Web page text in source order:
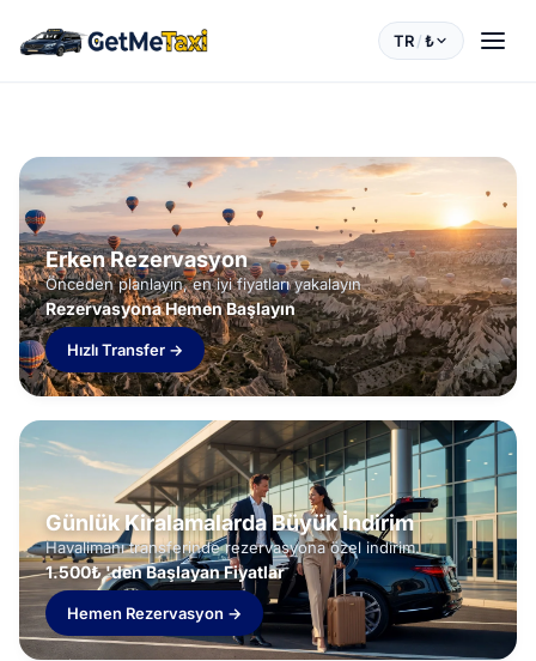
TR/₺
Erken Rezervasyon
Önceden planlayın, en iyi fiyatları yakalayın
Rezervasyona Hemen Başlayın
Hızlı Transfer →
Günlük Kiralamalarda Büyük İndirim
Havalimanı transferinde rezervasyona özel indirim.
1.500₺ 'den Başlayan Fiyatlar
Hemen Rezervasyon →